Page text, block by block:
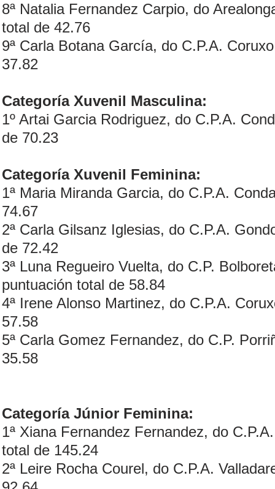
8ª Natalia Fernandez Carpio, do
total de 42.76
9ª Carla Botana García, do C.P.A.
37.82
Categoría Xuvenil Masculina:
1º Artai Garcia Rodriguez, do C.P.A.
de 70.23
Categoría Xuvenil Feminina:
1ª Maria Miranda Garcia, do C.P.A.
74.67
2ª Carla Gilsanz Iglesias, do C.P.A.
de 72.42
3ª Luna Regueiro Vuelta, do C.P.
puntuación total de 58.84
4ª Irene Alonso Martinez, do C.P.A.
57.58
5ª Carla Gomez Fernandez, do C.P.
35.58
Categoría Júnior Feminina:
1ª Xiana Fernandez Fernandez, do
total de 145.24
2ª Leire Rocha Courel, do C.P.A.